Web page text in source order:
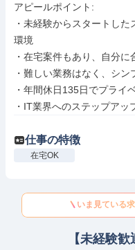
アピールポイント:
・未経験からスタートし
環境
・在宅案件もあり、自分
・難しい業務はなく、シ
・年間休日135日でプライ
・IT業界へのステップア
仕事の特徴
在宅OK
いま見ている
【未経験